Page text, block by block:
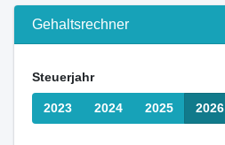
Gehaltsrechner
Steuerjahr
2023 2024 2025 2026